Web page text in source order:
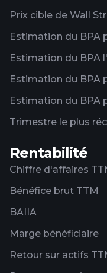
Prix ​​cible de Wall
Estimation du BPA
Estimation du BPA
Estimation du BPA
Estimation du BPA
Trimestre le plus
Rentabilité
Chiffre d'affaires
Bénéfice brut TTM
BAIIA
Marge bénéficiaire
Retour sur actifs